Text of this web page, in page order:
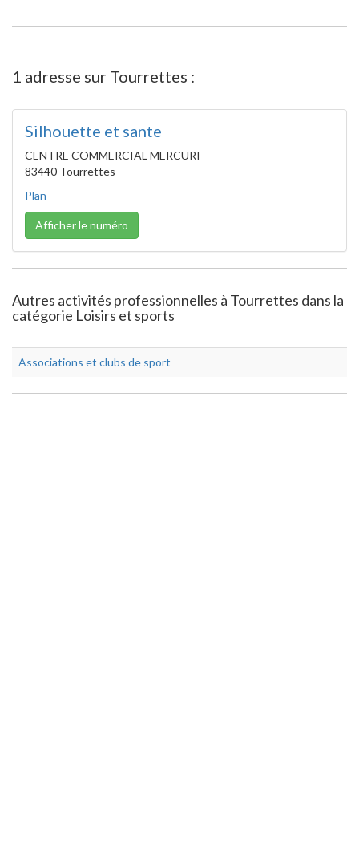
1 adresse sur Tourrettes :
Silhouette et sante
CENTRE COMMERCIAL MERCURI
83440 Tourrettes
Plan
Afficher le numéro
Autres activités professionnelles à Tourrettes dans la
catégorie Loisirs et sports
Associations et clubs de sport